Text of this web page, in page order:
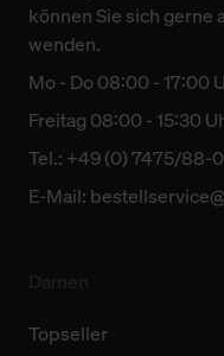
können Sie sich gerne
wenden.
Mo - Do 08:00 - 17:00
Freitag 08:00 - 15:30
Tel.: +49 (0) 7475/88-0
E-Mail:
Topseller